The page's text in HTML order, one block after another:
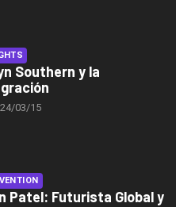
Southern y la
03/15
Patel: Futurista Global y